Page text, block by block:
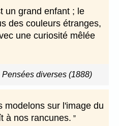
un grand enfant ; le
des couleurs étranges,
une curiosité mêlée
Pensées diverses (1888)
modelons sur l'image du
à nos rancunes.